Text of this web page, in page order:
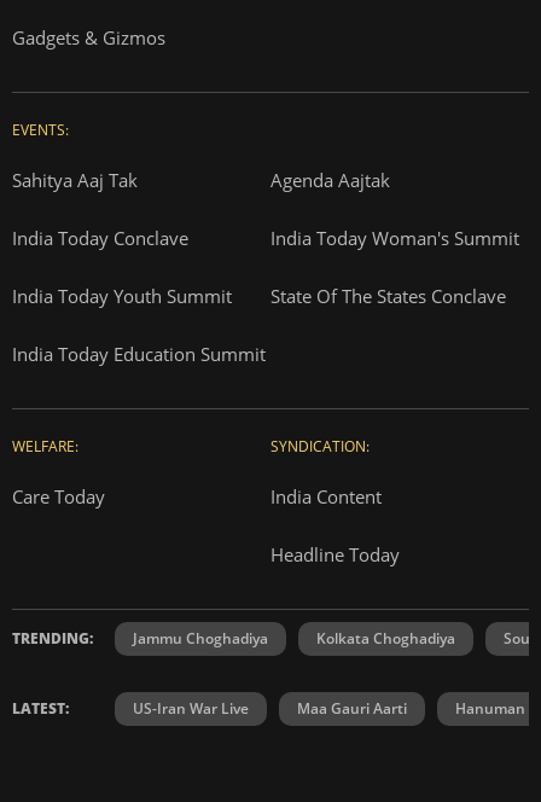
Gadgets & Gizmos
EVENTS:
Sahitya Aaj Tak Agenda Aajtak
India Today Conclave India Today Woman's Summit
India Today Youth Summit State Of The States Conclave
India Today Education Summit
WELFARE:
Care Today
SYNDICATION:
India Content
Headline Today
TRENDING: Jammu Choghadiya Kolkata Choghadiya
LATEST: US-Iran War Live Maa Gauri Aarti Hanuman